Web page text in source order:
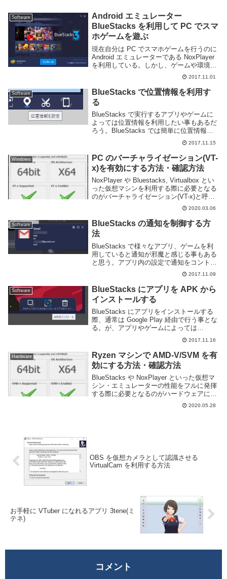
Software
Android エミュレーター
BlueStacks を利用して PC でスマ
ホゲームを遊ぶ
現在自分は PC でスマホゲームを行うのに
Android エミュレーターである NoxPlayer
を利用している。しかし、ゲームや環境に
よっては動かない事もある。なのでそうい
った場合に備えて他の Android エミュレー
ターも利用して...
2017.11.01
Software
BlueStacks で位置情報を利用す
る
BlueStacks で実行するアプリやゲームに
よっては位置情報を利用したい事もあるだ
ろう。BlueStacks では簡単に位置情報を
設定できる。位置情報を設定するにはウイ
ンドウ下部にあるツールバーから「位置情
報を設定」のボタンを押す。そう...
2017.11.15
Windows
PC のバーチャライゼーション(VT-
x)を有効にする方法・確認方法
NoxPlayer や Bluestacks, Virtualbox とい
った仮想マシンを利用する際に必要となる
のがバーチャライゼーション(VT-x)と呼ば
れる機能だ。これを利用する事で仮想マシ
ンを動かすことができたり、より高速に動
作するこ...
2020.03.06
Software
BlueStacks の通知を制御する方
法
BlueStacks で様々なアプリ、ゲームを利
用していると通知が邪魔と感じる事もある
と思う。アプリ内の設定で通知をコントロ
ールできれば良いのだが、そうでないアプ
リやゲームも多い。BlueStacks は Android
のエミュレーターで...
2017.11.09
Software
BlueStacks にアプリを APK から
インストールする
BlueStacks にアプリをインストールする
際、通常は Google Play 経由で行う事とな
る。が、アプリやゲームによっては
Google Play からはインストールできない
事もある。そういう場合、Android ではア
プリの A...
2017.11.16
Hardware
Ryzen マシンで AMD-V/SVM を有
効にする方法・確認方法
BlueStacks や NoxPlayer といった仮想マ
シン・エミュレーターの性能をフルに発揮
する際に必要となるのがハードウェアによ
る仮想化支援技術だ。Intel であれば Intel
VT, AMD であれば AMD-V や SVM ...
2020.05.28
OBS を仮想カメラとして認識させる
VirtualCam を利用する方法
お手軽に VTuber になれるアプリ 3tene(ミ
テネ)
コメント